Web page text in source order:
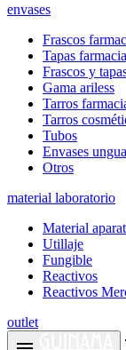
envases
Frascos
Tapas farmacia
Frascos y
Gama ariless
Tarros
Tarros
Tubos
Envases
Otros
material laboratorio
Material
Utillaje
Fungible
Reactivos
Reactivos
outlet